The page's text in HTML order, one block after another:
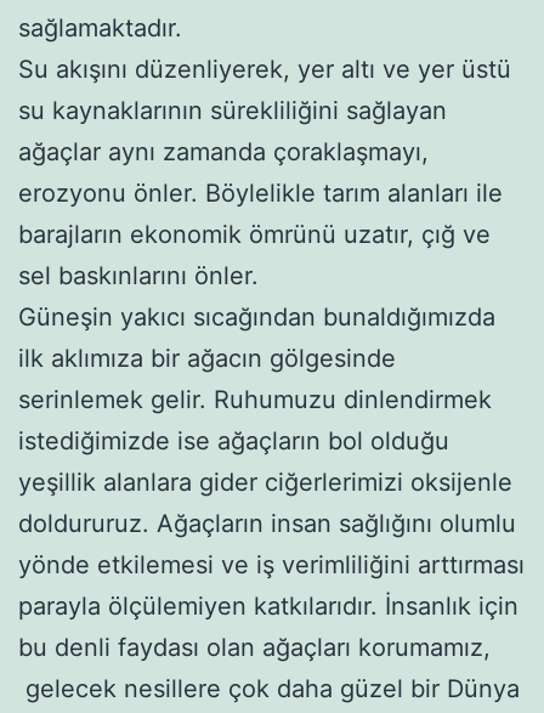
sağlamaktadır.
Su akışını düzenliyerek, yer altı ve yer üstü
su kaynaklarının sürekliliğini sağlayan
ağaçlar aynı zamanda çoraklaşmayı,
erozyonu önler. Böylelikle tarım alanları ile
barajların ekonomik ömrünü uzatır, çığ ve
sel baskınlarını önler.
Güneşin yakıcı sıcağından bunaldığımızda
ilk aklımıza bir ağacın gölgesinde
serinlemek gelir. Ruhumuzu dinlendirmek
istediğimizde ise ağaçların bol olduğu
yeşillik alanlara gider ciğerlerimizi oksijenle
doldururuz. Ağaçların insan sağlığını olumlu
yönde etkilemesi ve iş verimliliğini arttırması
parayla ölçülemiyen katkılarıdır. İnsanlık için
bu denli faydası olan ağaçları korumamız,
gelecek nesillere çok daha güzel bir Dünya